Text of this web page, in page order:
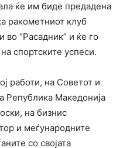
ќе им биде предадена
ракометниот клуб
во “Расадник” и ќе го
спортските успеси.
работи, на Советот и
Република Македонија
на бизнис
и меѓународните
со својата